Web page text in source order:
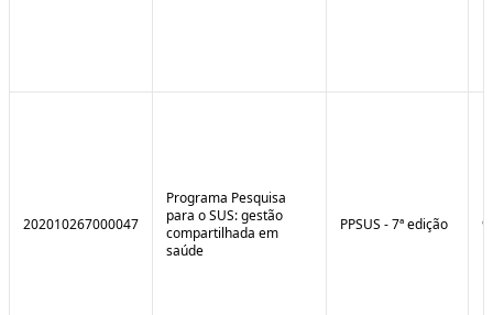
202010267000047
Programa Pesquisa
para o SUS: gestão
compartilhada em
saúde
PPSUS - 7ª edição